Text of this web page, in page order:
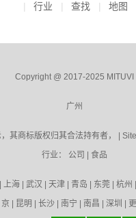
行业
查找 地图
Copyright @ 2017-2025 MITUVI
广州
其商标版权归其合法持有者， |
行业： 公司 食品
上海| 武汉 天津| 青岛 东莞| 杭州
京| 昆明 长沙| 南宁 南昌 深圳